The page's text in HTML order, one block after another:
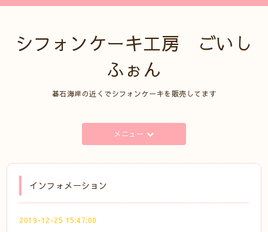
シフォンケーキ工房 ごいし
ふぉん
碁石海岸の近くでシフォンケーキを販売してます
メニュー
インフォメーション
2019-12-25 15:47:00